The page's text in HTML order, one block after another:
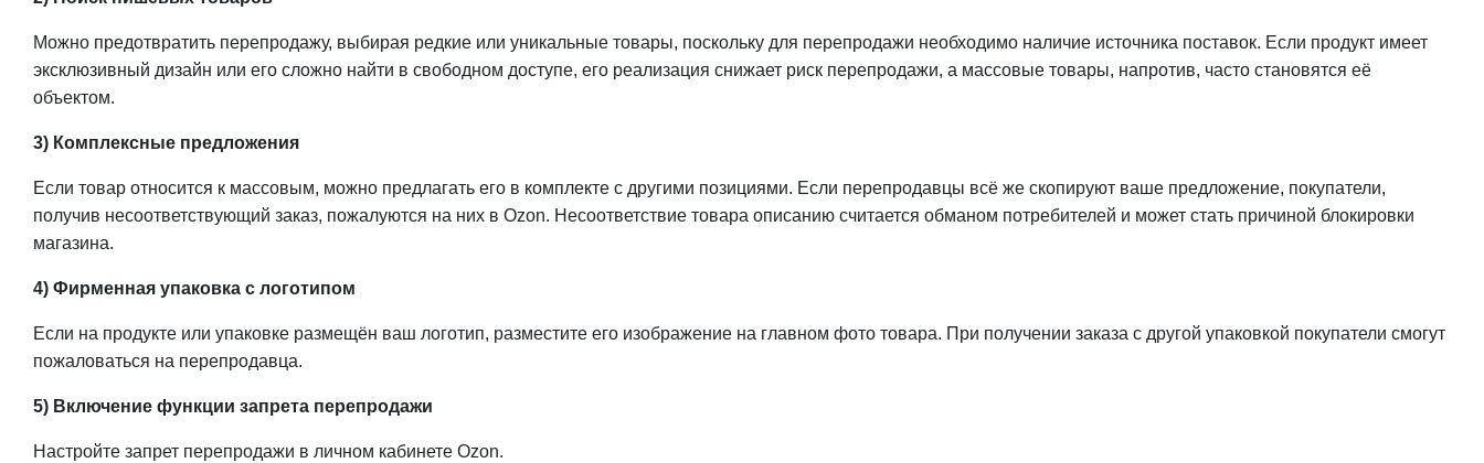
Можно предотвратить перепродажу, выбирая редкие или уникальные товары, поскольку для перепродажи необходимо наличие источника поставок. Если продукт имеет
эксклюзивный дизайн или его сложно найти в свободном доступе, его реализация снижает риск перепродажи, а массовые товары, напротив, часто становятся её
объектом.
3) Комплексные предложения
Если товар относится к массовым, можно предлагать его в комплекте с другими позициями. Если перепродавцы всё же скопируют ваше предложение, покупатели,
получив несоответствующий заказ, пожалуются на них в Ozon. Несоответствие товара описанию считается обманом потребителей и может стать причиной блокировки
магазина.
4) Фирменная упаковка с логотипом
Если на продукте или упаковке размещён ваш логотип, разместите его изображение на главном фото товара. При получении заказа с другой упаковкой покупатели смогут
пожаловаться на перепродавца.
5) Включение функции запрета перепродажи
Настройте запрет перепродажи в личном кабинете Ozon.